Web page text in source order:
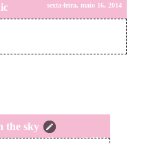
sexta-feira, maio 16, 2014
the sky
sexta-feira, maio 16, 2014